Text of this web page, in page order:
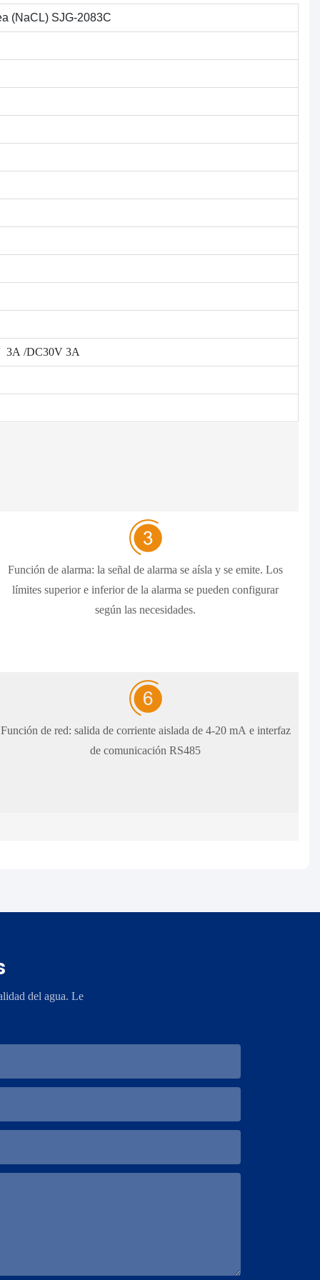
(NaCL) SJG-2083C
3A /DC30V 3A
Función de alarma: la señal de alarma se aísla y se emite. Los
límites superior e inferior de la alarma se pueden configurar
según las necesidades.
Función de red: salida de corriente aislada de 4-20 mA e interfaz
de comunicación RS485
del agua. Le